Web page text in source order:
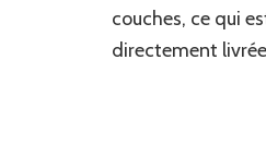
couches, ce qui
directement